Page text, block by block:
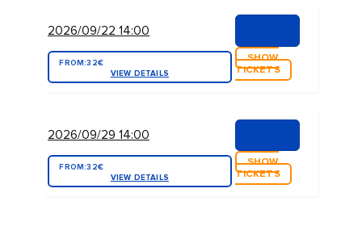
2026/09/22 14:00
FROM:32€
VIEW DETAILS
SHOW
TICKETS
2026/09/29 14:00
FROM:32€
VIEW DETAILS
SHOW
TICKETS